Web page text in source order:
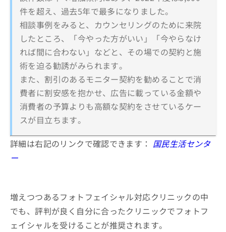
件を超え、過去5年で最多になりました。
相談事例をみると、カウンセリングのために来院
したところ、「今やった方がいい」「今やらなけ
れば間に合わない」などと、その場での契約と施
術を迫る勧誘がみられます。
また、割引のあるモニター契約を勧めることで消
費者に割安感を抱かせ、広告に載っている金額や
消費者の予算よりも高額な契約をさせているケー
スが目立ちます。
詳細は右記のリンクで確認できます： 国民生活センタ
ー
増えつつあるフォトフェイシャル対応クリニックの中
でも、評判が良く自分に合ったクリニックでフォトフ
ェイシャルを受けることが推奨されます。